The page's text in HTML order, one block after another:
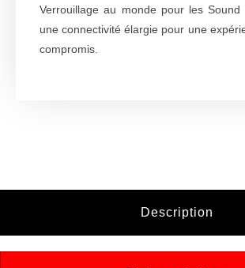
Verrouillage au monde pour les
une connectivité élargie pour une
compromis.
Description